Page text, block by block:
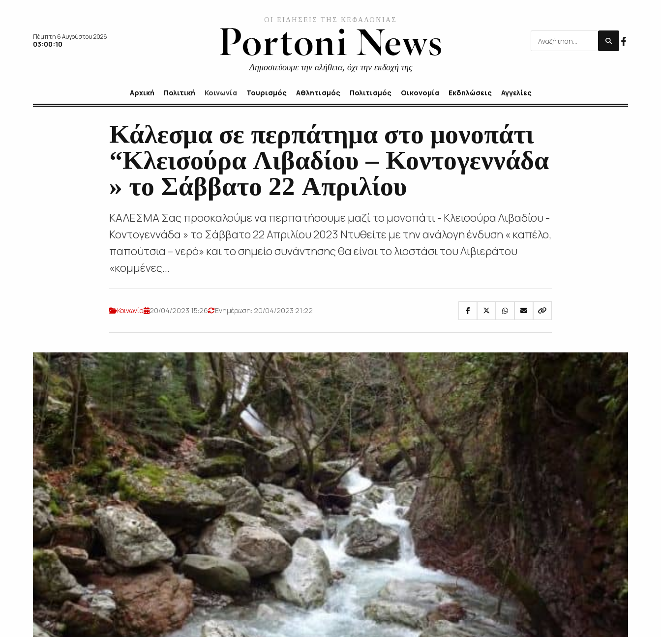
Πέμπτη 6 Αυγούστου 2026
03:00:11
ΟΙ ΕΙΔΗΣΕΙΣ ΤΗΣ ΚΕΦΑΛΟΝΙΑΣ
Δημοσιεύουμε την αλήθεια, όχι την εκδοχή της
Αρχική Πολιτική Κοινωνία Τουρισμός Αθλητισμός Πολιτισμός Οικονομία Εκδηλώσεις Αγγελίες
Κάλεσμα σε περπάτημα στο μονοπάτι
“Κλεισούρα Λιβαδίου – Κοντογεννάδα
» το Σάββατο 22 Απριλίου
ΚΑΛΕΣΜΑ Σας προσκαλούμε να περπατήσουμε μαζί το μονοπάτι - Κλεισούρα Λιβαδίου -
Κοντογεννάδα » το Σάββατο 22 Απριλίου 2023 Ντυθείτε με την ανάλογη ένδυση « καπέλο,
παπούτσια – νερό» και το σημείο συνάντησης θα είναι το λιοστάσι του Λιβιεράτου
«κομμένες...
Κοινωνία 20/04/2023 15:26 Ενημέρωση: 20/04/2023 21:22